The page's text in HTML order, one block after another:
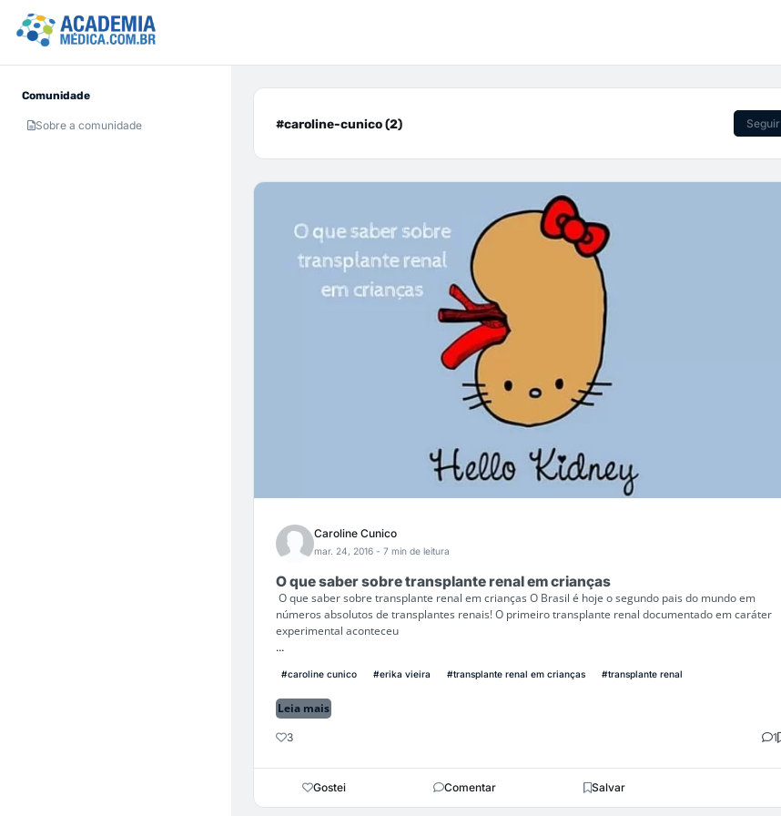
Comunidade
Sobre a comunidade #caroline-cunico (2) Seguir
Caroline Cunico
mar. 24, 2016 - 7 min de leitura
O que saber sobre transplante renal em crianças
O que saber sobre transplante renal em crianças O Brasil é hoje o segundo pais do mundo em
números absolutos de transplantes renais! O primeiro transplante renal documentado em caráter
experimental aconteceu
...
#caroline cunico #erika vieira #transplante renal em crianças #transplante renal
Leia mais
3 1
Gostei Comentar Salvar